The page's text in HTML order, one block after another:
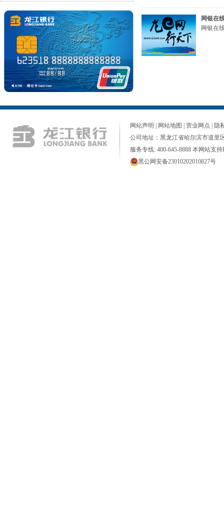
网银在
网银在
网站声明 | 网站地图 | 营业网点 | 隐
公司地址：黑龙江省哈尔滨市道里
服务专线: 400-645-8888 本网站支持
黑公网安备23010202010827号